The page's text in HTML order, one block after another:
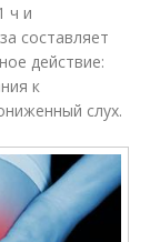
ч и
составляет
действие:
к
слух.